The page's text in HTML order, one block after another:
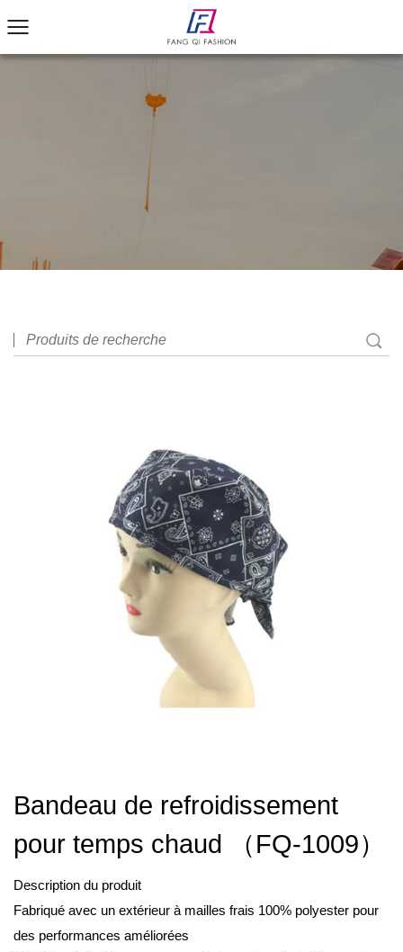
Bandeau de refroidissement
pour temps chaud （FQ-1009）
Description du produit
Fabriqué avec un extérieur à mailles frais 100% polyester pour
des performances améliorées